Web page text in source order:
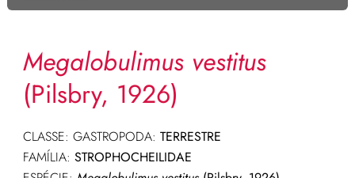
Megalobulimus vestitus
(Pilsbry, 1926)
CLASSE: GASTROPODA: TERRESTRE
FAMÍLIA: STROPHOCHEILIDAE